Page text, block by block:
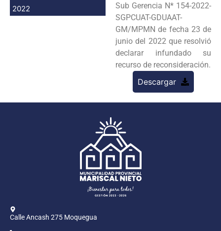
2022
Sub Gerencia N* 154-2022-
SGPCUAT-GDUAAT-
GM/MPMN de fecha 23 de
junio del 2022 que resolvió
declarar infundado su
recurso de reconsideración.
Descargar
Calle Ancash 275 Moquegua